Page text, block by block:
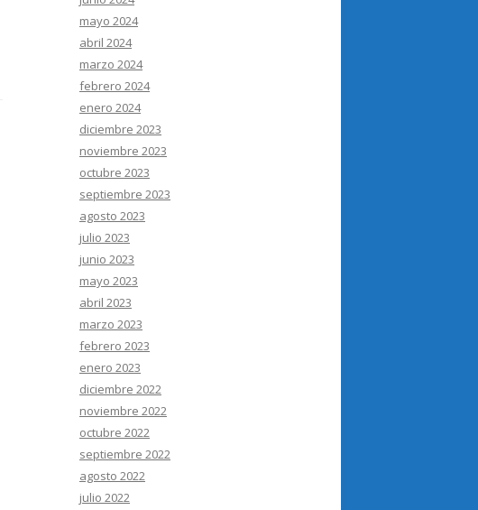
mayo 2024
abril 2024
marzo 2024
febrero 2024
enero 2024
diciembre 2023
noviembre 2023
octubre 2023
septiembre 2023
agosto 2023
julio 2023
junio 2023
mayo 2023
abril 2023
marzo 2023
febrero 2023
enero 2023
diciembre 2022
noviembre 2022
octubre 2022
septiembre 2022
agosto 2022
julio 2022